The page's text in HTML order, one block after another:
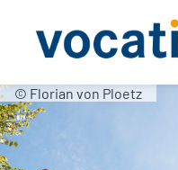
© Florian von Ploetz